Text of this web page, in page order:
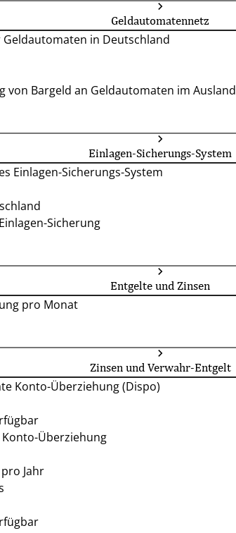
Geldautomatennetz
Geldautomaten in Deutschland
von Bargeld an Geldautomaten im
Einlagen-Sicherungs-System
Einlagen-Sicherungs-System
Sicherung
Entgelte und Zinsen
pro Monat
Zinsen und Verwahr-Entgelt
Konto-Überziehung (Dispo)
Überziehung
Jahr